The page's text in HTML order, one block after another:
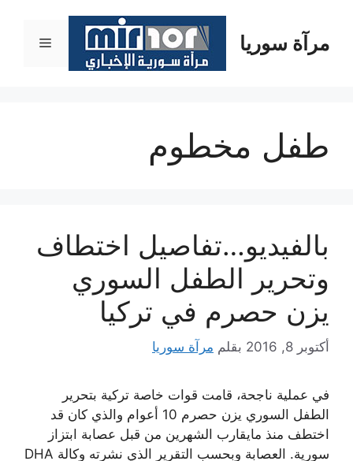
المحتوىمرآة سوريا القائمة
طفل مخطوم
بالفيديو…تفاصيل اختطاف
وتحرير الطفل السوري
يزن حصرم في تركيا
أكتوبر 8, 2016 بقلم مرآة سوريا
في عملية ناجحة، قامت قوات خاصة تركية بتحرير
الطفل السوري يزن حصرم 10 أعوام والذي كان قد
اختطف منذ مايقارب الشهرين من قبل عصابة ابتزاز
سورية. العصابة وبحسب التقرير الذي نشرته وكالة DHA